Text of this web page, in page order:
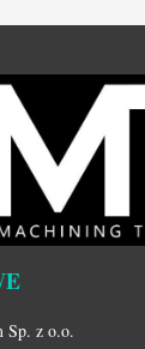
Sp. z o.o.